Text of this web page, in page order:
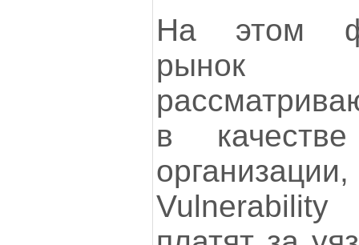
На этом
рынок
в
Vulnerability